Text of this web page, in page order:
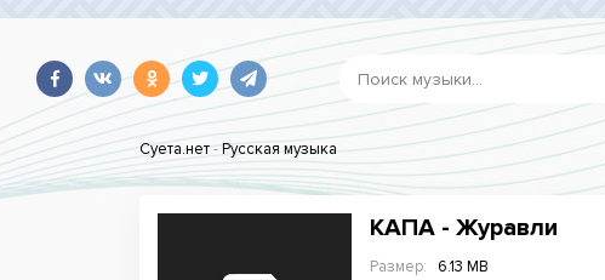
Суета.нет-Русская музыка
КАПА - Журавли
Размер:
6.13 MB